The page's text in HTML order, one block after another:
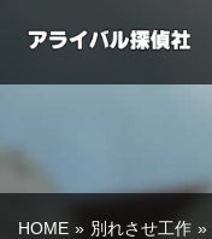
HOME 別れさせ工作